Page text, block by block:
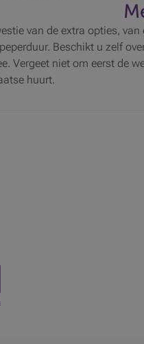
van de extra opties,
Beschikt u zelf
Vergeet niet om eerst de
huurt.